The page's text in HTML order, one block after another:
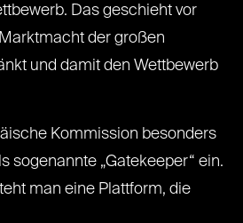
Das geschieht vor
der großen
und damit den Wettbewerb
Kommission besonders
sogenannte „Gatekeeper“ ein.
man eine Plattform, die